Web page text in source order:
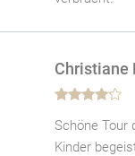
mit4von
5
Christiane
Schöne Tour
Kinder